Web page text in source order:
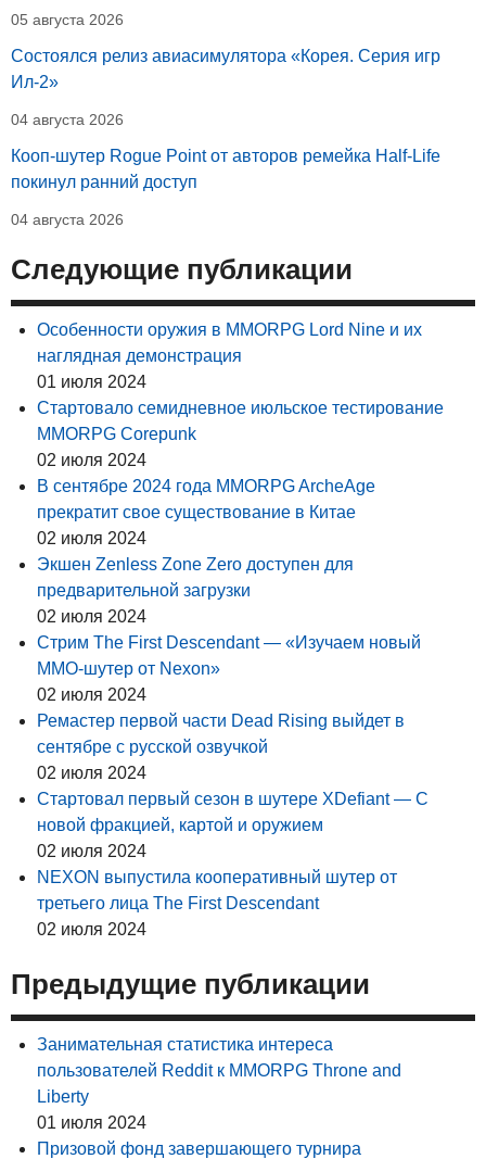
05 августа 2026
Состоялся релиз авиасимулятора «Корея. Серия игр
Ил-2»
04 августа 2026
Кооп-шутер Rogue Point от авторов ремейка Half-Life
покинул ранний доступ
04 августа 2026
Следующие публикации
Особенности оружия в MMORPG Lord Nine и их
наглядная демонстрация
01 июля 2024
Стартовало семидневное июльское тестирование
MMORPG Corepunk
02 июля 2024
В сентябре 2024 года MMORPG ArcheAge
прекратит свое существование в Китае
02 июля 2024
Экшен Zenless Zone Zero доступен для
предварительной загрузки
02 июля 2024
Стрим The First Descendant — «Изучаем новый
MMO-шутер от Nexon»
02 июля 2024
Ремастер первой части Dead Rising выйдет в
сентябре с русской озвучкой
02 июля 2024
Стартовал первый сезон в шутере XDefiant — С
новой фракцией, картой и оружием
02 июля 2024
NEXON выпустила кооперативный шутер от
третьего лица The First Descendant
02 июля 2024
Предыдущие публикации
Занимательная статистика интереса
пользователей Reddit к MMORPG Throne and
Liberty
01 июля 2024
Призовой фонд завершающего турнира